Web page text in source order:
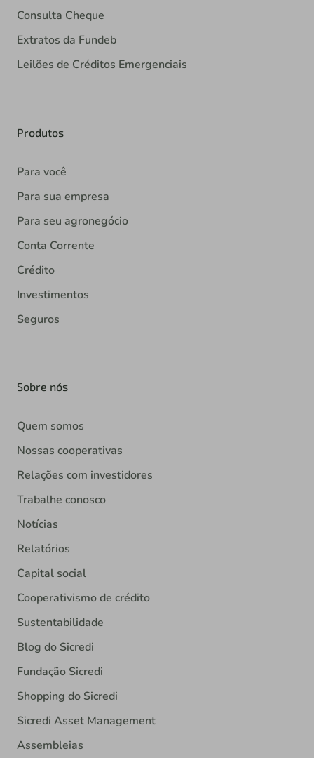
Consulta Cheque
Extratos da Fundeb
Leilões de Créditos Emergenciais
Produtos
Para você
Para sua empresa
Para seu agronegócio
Conta Corrente
Crédito
Investimentos
Seguros
Sobre nós
Quem somos
Nossas cooperativas
Relações com investidores
Trabalhe conosco
Notícias
Relatórios
Capital social
Cooperativismo de crédito
Sustentabilidade
Blog do Sicredi
Fundação Sicredi
Shopping do Sicredi
Sicredi Asset Management
Assembleias